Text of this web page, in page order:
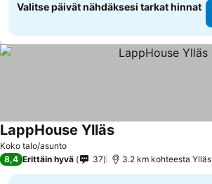
Valitse päivät nähdäksesi tarkat hinnat
Koko talo/asunto
LappHouse Ylläs
8,4 Erittäin hyvä 37 3.2 km kohteesta Ylläs